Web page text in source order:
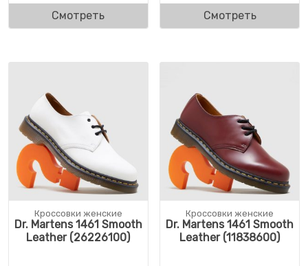
Смотреть
Смотреть
Кроссовки женские
Dr. Martens 1461 Smooth
Leather (26226100)
Кроссовки женские
Dr. Martens 1461 Smooth
Leather (11838600)